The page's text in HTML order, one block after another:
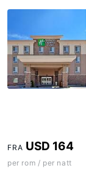
FRA USD 164
per rom / per natt